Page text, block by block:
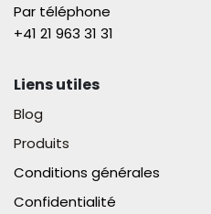
Par téléphone
+41 21 963 31 31​
Liens utiles
Blog
Produits
Conditions générales
Confidentialité